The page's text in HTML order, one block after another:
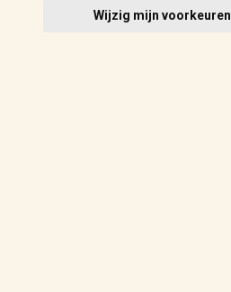
Wijzig mijn voorkeuren
Privacy Policy